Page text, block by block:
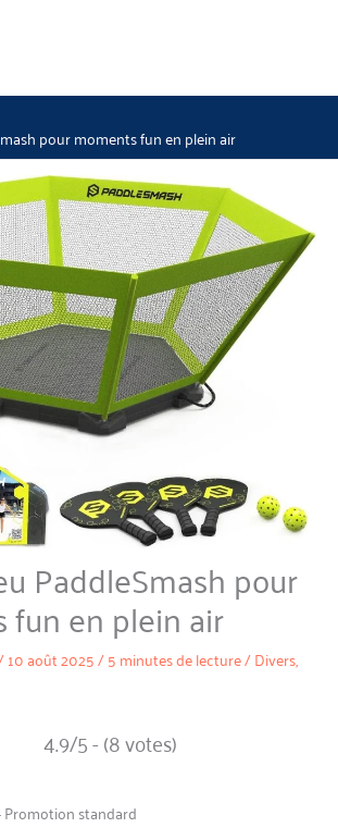
pour moments fun en plein air
PaddleSmash pour
fun en plein air
10 août 2025/5 minutes de lecture/Divers,
4.9/5 - (8 votes)